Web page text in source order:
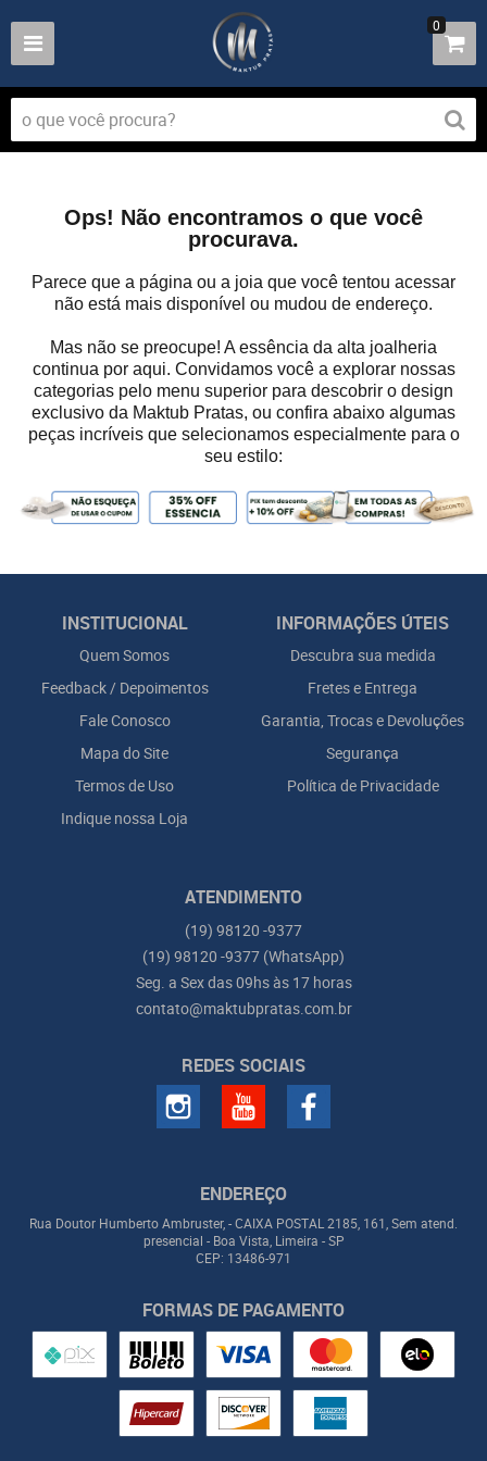
0
Ops! Não encontramos o que você
procurava.
Parece que a página ou a joia que você tentou acessar
não está mais disponível ou mudou de endereço.
Mas não se preocupe! A essência da alta joalheria
continua por aqui. Convidamos você a explorar nossas
categorias pelo menu superior para descobrir o design
exclusivo da Maktub Pratas, ou confira abaixo algumas
peças incríveis que selecionamos especialmente para o
seu estilo:
INSTITUCIONAL
Quem Somos
Feedback / Depoimentos
Fale Conosco
Mapa do Site
Termos de Uso
Indique nossa Loja
INFORMAÇÕES ÚTEIS
Descubra sua medida
Fretes e Entrega
Garantia, Trocas e Devoluções
Segurança
Política de Privacidade
ATENDIMENTO
(19) 98120 -9377
(19) 98120 -9377 (WhatsApp)
Seg. a Sex das 09hs às 17 horas
contato@maktubpratas.com.br
REDES SOCIAIS
ENDEREÇO
Rua Doutor Humberto Ambruster, - CAIXA POSTAL 2185, 161, Sem atend.
presencial - Boa Vista, Limeira -SP
CEP: 13486-971
FORMAS DE PAGAMENTO